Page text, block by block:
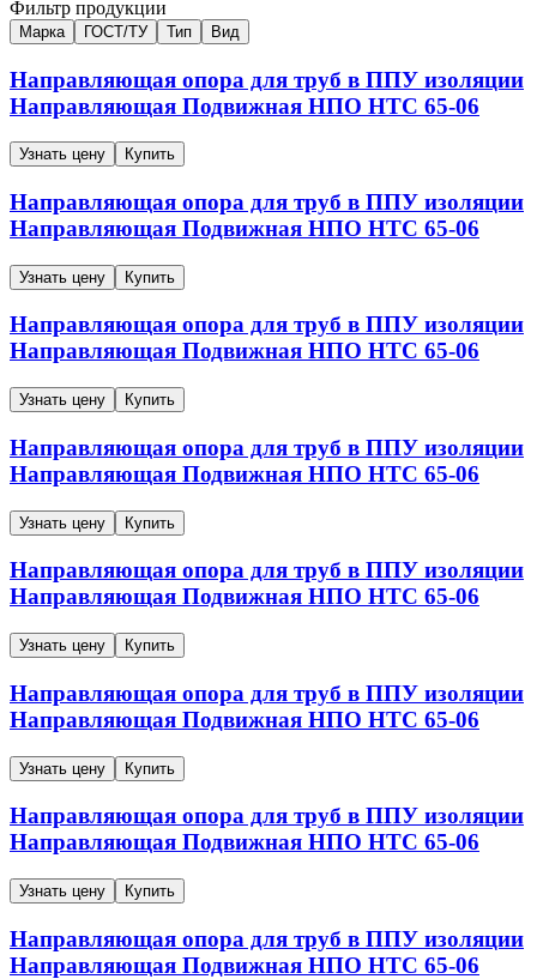
Фильтр продукции
Марка ГОСТ/ТУ Тип Вид
Направляющая опора для труб в ППУ изоляции
Направляющая Подвижная НПО НТС 65-06
Узнать цену Купить
Направляющая опора для труб в ППУ изоляции
Направляющая Подвижная НПО НТС 65-06
Узнать цену Купить
Направляющая опора для труб в ППУ изоляции
Направляющая Подвижная НПО НТС 65-06
Узнать цену Купить
Направляющая опора для труб в ППУ изоляции
Направляющая Подвижная НПО НТС 65-06
Узнать цену Купить
Направляющая опора для труб в ППУ изоляции
Направляющая Подвижная НПО НТС 65-06
Узнать цену Купить
Направляющая опора для труб в ППУ изоляции
Направляющая Подвижная НПО НТС 65-06
Узнать цену Купить
Направляющая опора для труб в ППУ изоляции
Направляющая Подвижная НПО НТС 65-06
Узнать цену Купить
Направляющая опора для труб в ППУ изоляции
Направляющая Подвижная НПО НТС 65-06